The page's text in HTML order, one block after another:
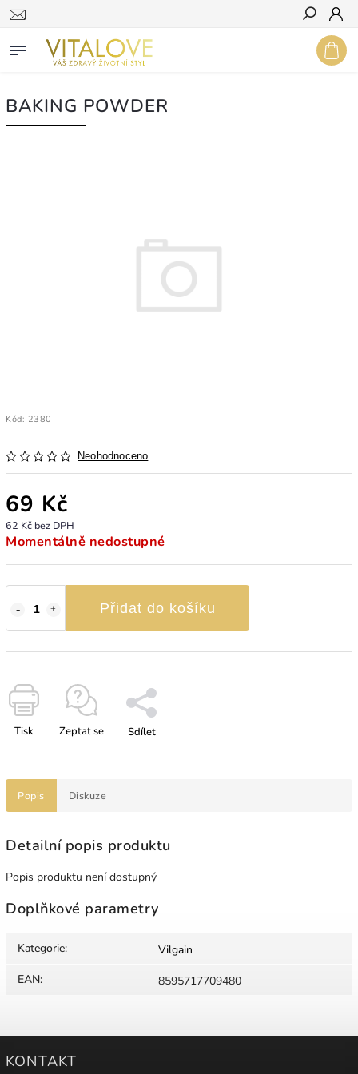
Hledat
BAKING POWDER
Kód: 2380
Neohodnoceno
69 Kč
62 Kč bez DPH
Momentálně nedostupné
Přidat do košíku
Tisk Zeptat se Sdílet
Popis Diskuze
Detailní popis produktu
Popis produktu není dostupný
Doplňkové parametry
Kategorie:
Vilgain
EAN: 8595717709480
KONTAKT